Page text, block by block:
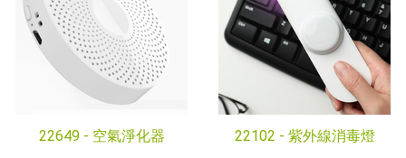
22649 - 空氣淨化器 22102 - 紫外線消毒燈